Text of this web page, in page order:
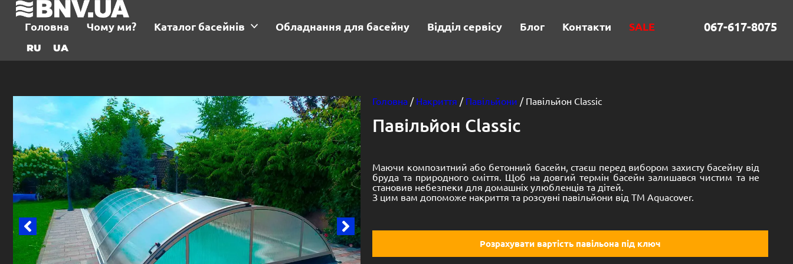
Головна Чому ми? Каталог басейнів Обладнання для басейну Відділ сервісу Блог Контакти SALE 067-617-8075
RU UA
Головна / Накриття / Павільйони / Павільйон Classic
Павільйон Classic
Маючи композитний або бетонний басейн, стаєш перед вибором захисту басейну від
бруда та природного сміття. Щоб на довгий термін басейн залишався чистим та не
становив небезпеки для домашніх улюбленців та дітей.
З цим вам допоможе накриття та розсувні павільйони від TM Aquacover.
Розрахувати вартість павільона під ключ